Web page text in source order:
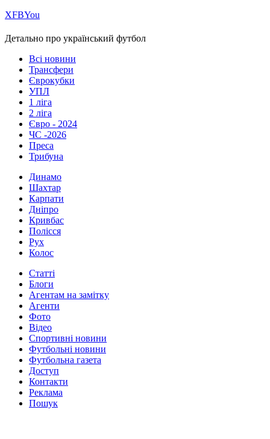
ХFBYou
Детально про український футбол
Всі новини
Трансфери
Єврокубки
УПЛ
1 ліга
2 ліга
Євро - 2024
ЧС -2026
Преса
Трибуна
Динамо
Шахтар
Карпати
Дніпро
Кривбас
Полісся
Рух
Колос
Статті
Блоги
Агентам на замітку
Агенти
Фото
Відео
Спортивні новини
Футбольні новини
Футбольна газета
Доступ
Контакти
Реклама
Пошук